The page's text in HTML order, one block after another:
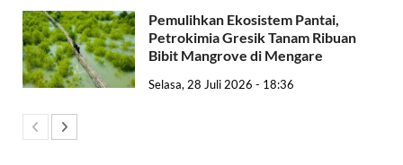
Pemulihkan Ekosistem Pantai,
Petrokimia Gresik Tanam Ribuan
Bibit Mangrove di Mengare
Selasa, 28 Juli 2026 - 18:36